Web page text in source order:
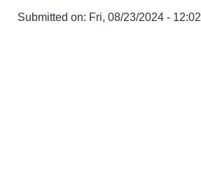
Submitted on: Fri, 08/23/2024 - 12:02